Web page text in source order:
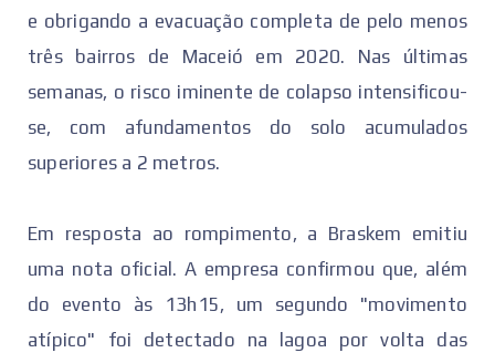
e obrigando a evacuação completa de pelo menos
três bairros de Maceió em 2020. Nas últimas
semanas, o risco iminente de colapso intensificou-
se, com afundamentos do solo acumulados
superiores a 2 metros.
Em resposta ao rompimento, a Braskem emitiu
uma nota oficial. A empresa confirmou que, além
do evento às 13h15, um segundo "movimento
atípico" foi detectado na lagoa por volta das